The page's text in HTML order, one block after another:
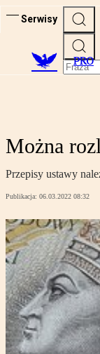
Serwisy
PRO
Można
Przepisy ustawy
Publikacja: 06.03.2022 08:32